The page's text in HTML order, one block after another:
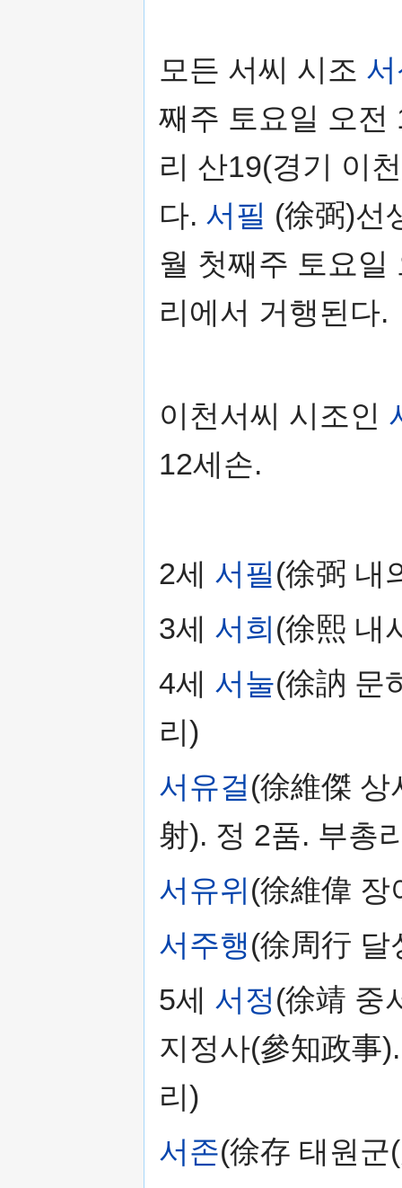
모든 서씨 시조
째주 토요일 오전
리 산19(경기 이
다. 서필 (徐弼)선
월 첫째주 토요일
리에서 거행된다.
이천서씨 시조인
12세손.
2세 서필(徐弼 내
3세 서희 (徐熙 내
4세 서눌(徐訥 문
리)
서유걸(徐維傑 상
射). 정 2품. 부총
서유위 (徐維偉 장
서주행(徐周行 달
5세 서정(徐靖 중
지정사(參知政事
리)
서존(徐存 태원군